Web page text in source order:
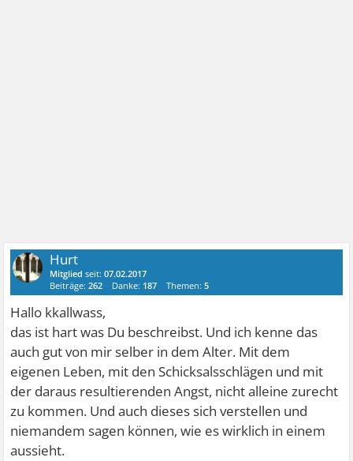
Hurt
Mitglied seit:07.02.2017
Beiträge:262 Danke: 187 Themen:5
Hallo kkallwass,
das ist hart was Du beschreibst. Und ich kenne das
auch gut von mir selber in dem Alter. Mit dem
eigenen Leben, mit den Schicksalsschlägen und mit
der daraus resultierenden Angst, nicht alleine zurecht
zu kommen. Und auch dieses sich verstellen und
niemandem sagen können, wie es wirklich in einem
aussieht.